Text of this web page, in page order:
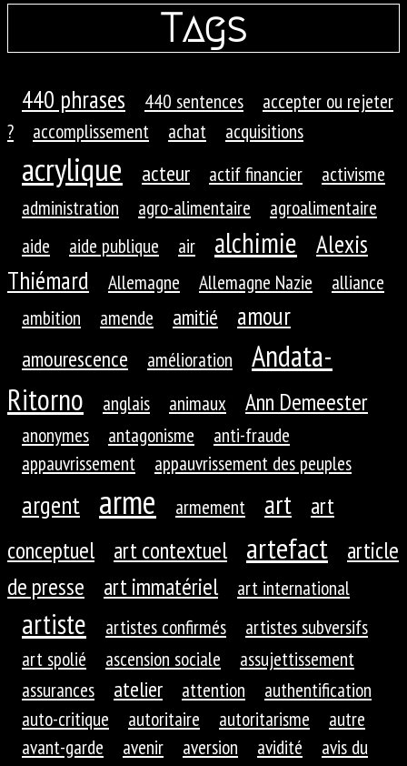
Tags
440 phrases 440 sentences
accepter ou rejeter
?
accomplissement achat acquisitions
acrylique acteur actif financier
activisme
administration
agro-alimentaire
agroalimentaire
aide
aide publique air alchimie
Alexis
Thiémard
Allemagne Allemagne Nazie
alliance
ambition
amende amitié amour
amourescence amélioration
Andata-
Ritorno
anglais animaux Ann Demeester
anonymes antagonisme
anti-fraude
appauvrissement
appauvrissement des peuples
argent arme armement art
art
conceptuel
art contextuel artefact
article
de presse
art immatériel art international
artiste artistes confirmés
artistes subversifs
art spolié
ascension sociale
assujettissement
assurances
atelier attention
authentification
auto-critique
autoritaire autoritarisme
autre
avant-garde
avenir aversion avidité avis du